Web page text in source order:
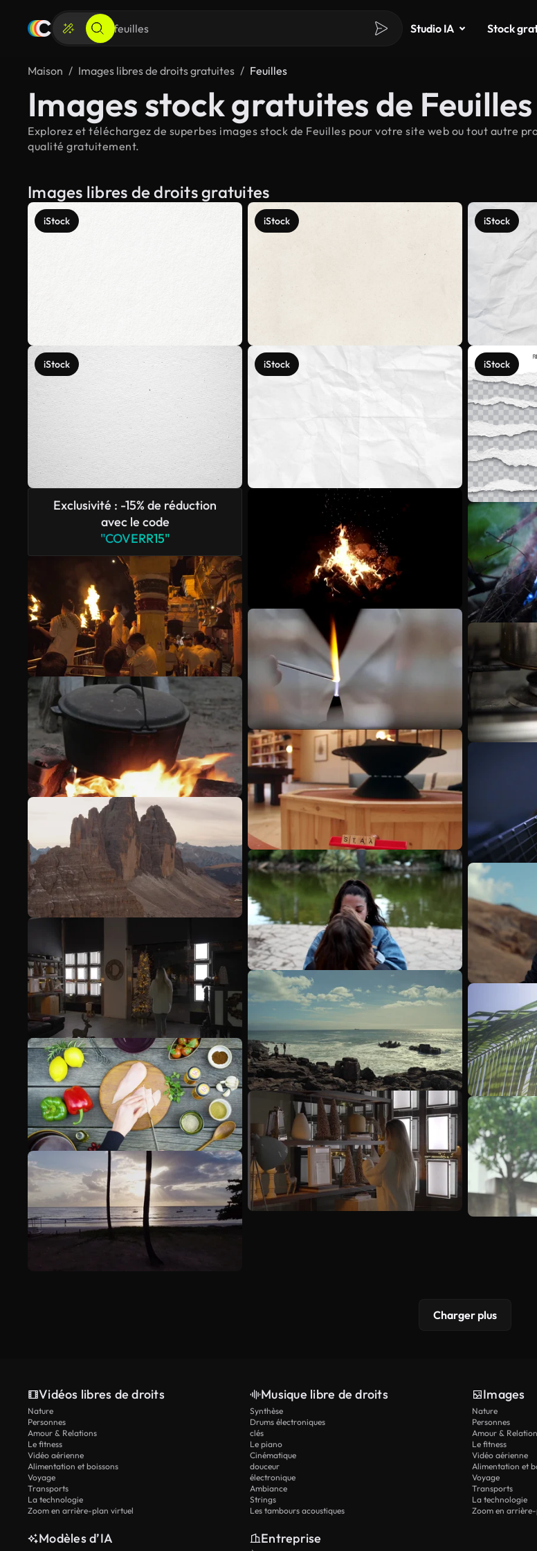
Studio IA Stock
Maison Images libres de droits gratuites Feuilles
Images stock gratuites de Feuilles
Explorez et téléchargez de superbes images stock de Feuilles pour votre site web ou tout autre
qualité gratuitement.
Images libres de droits gratuites
iStock
iStock
Exclusivité : -15% de réduction
avec le code
"COVERR15"
iStock
iStock
iStock
iStock
Charger plus
Vidéos libres de droits
Nature
Personnes
Amour & Relations
Le fitness
Vidéo aérienne
Alimentation et boissons
Voyage
Transports
La technologie
Zoom en arrière-plan virtuel
Musique libre de droits
Synthèse
Drums électroniques
clés
Le piano
Cinématique
douceur
électronique
Ambiance
Strings
Les tambours acoustiques
Images
Nature
Personnes
Amour &
Le fitness
Vidéo aérienne
Alimentation et
Voyage
Transports
La technologie
Zoom en
Modèles d’IA Entreprise